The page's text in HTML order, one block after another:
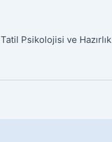
Tatil Psikolojisi ve Hazırlık